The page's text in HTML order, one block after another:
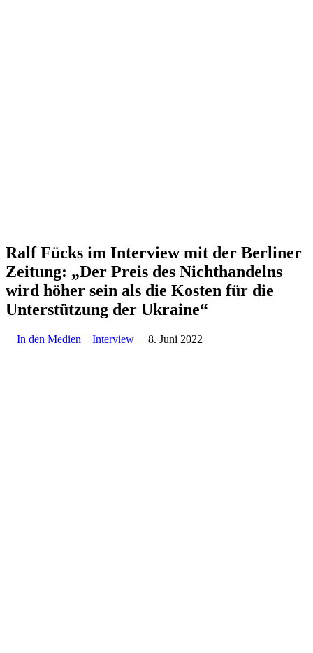
Ralf Fücks im Interview mit der Berliner
Zeitung: „Der Preis des Nicht­han­delns
wird höher sein als die Kosten für die
Unter­stützung der Ukraine“
In den Medien Interview 8. Juni 2022